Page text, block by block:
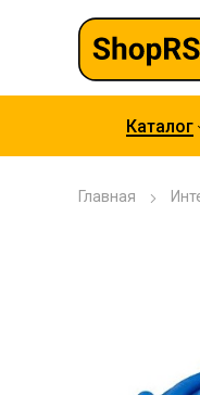
Каталог
Главная